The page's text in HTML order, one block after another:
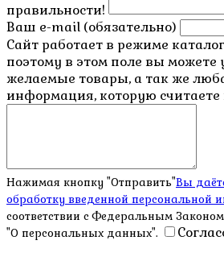
правильности!
Ваш e-mail (обязательно)
Сайт работает в режиме
поэтому в этом поле вы можете
желаемые товары, а так же
информация, которую
Нажимая кнопку "Отправить"Вы
обработку введенной персональной
соответствии с Федеральным
"О персональных данных".